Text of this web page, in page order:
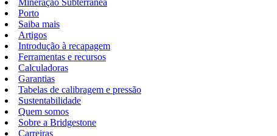
Mineração Subterrânea
Porto
Saiba mais
Artigos
Introdução à recapagem
Ferramentas e recursos
Calculadoras
Garantias
Tabelas de calibragem e pressão
Sustentabilidade
Quem somos
Sobre a Bridgestone
Carreiras